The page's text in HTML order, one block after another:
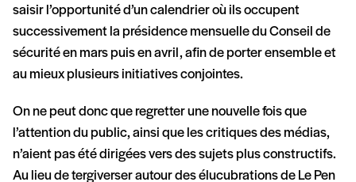
saisir l’opportunité d’un calendrier où ils occupent
successivement la présidence mensuelle du Conseil de
sécurité en mars puis en avril, afin de porter ensemble et
au mieux plusieurs initiatives conjointes.
On ne peut donc que regretter une nouvelle fois que
l’attention du public, ainsi que les critiques des médias,
n’aient pas été dirigées vers des sujets plus constructifs.
Au lieu de tergiverser autour des élucubrations de Le Pen